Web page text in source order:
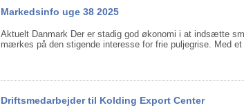
Markedsinfo uge 38 2025
Aktuelt Danmark Der er stadig god økonomi i at indsætte
mærkes på den stigende interesse for frie puljegrise. Med et
Driftsmedarbejder til Kolding Export Center